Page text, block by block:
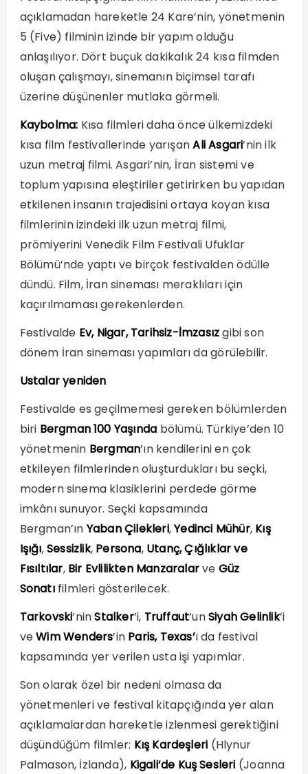
açıklamadan hareketle 24 Kare’nin, yönetmenin
5 (Five) filminin izinde bir yapım olduğu
anlaşılıyor. Dört buçuk dakikalık 24 kısa filmden
oluşan çalışmayı, sinemanın biçimsel tarafı
üzerine düşünenler mutlaka görmeli.
Kaybolma: Kısa filmleri daha önce ülkemizdeki
kısa film festivallerinde yarışanAli Asgari’nin ilk
uzun metraj filmi. Asgari’nin, İran sistemi ve
toplum yapısına eleştiriler getirirken bu yapıdan
etkilenen insanın trajedisini ortaya koyan kısa
filmlerinin izindeki ilk uzun metraj filmi,
prömiyerini Venedik Film Festivali Ufuklar
Bölümü’nde yaptı ve birçok festivalden ödülle
dündü. Film, İran sineması meraklıları için
kaçırılmaması gerekenlerden.
Festivalde Ev, Nigar, Tarihsiz-İmzasızgibi son
dönem İran sineması yapımları da görülebilir.
Ustalar yeniden
Festivalde es geçilmemesi gereken bölümlerden
biri Bergman 100 Yaşında bölümü. Türkiye’den 10
yönetmenin Bergman’ın kendilerini en çok
etkileyen filmlerinden oluşturdukları bu seçki,
modern sinema klasiklerini perdede görme
imkânı sunuyor. Seçki kapsamında
Bergman’ın Yaban Çilekleri,Yedinci Mühür, Kış
Işığı,Sessizlik, Persona, Utanç,Çığlıklar ve
Fısıltılar, Bir Evlilikten Manzaralarve Güz
Sonatıfilmleri gösterilecek.
Tarkovski’ninStalker’i, Truffaut’unSiyah Gelinlik’i
veWim Wenders’in Paris, Texas’ı da festival
kapsamında yer verilen usta işi yapımlar.
Son olarak özel bir nedeni olmasa da
yönetmenleri ve festival kitapçığında yer alan
açıklamalardan hareketle izlenmesi gerektiğini
düşündüğüm filmler: Kış Kardeşleri (Hlynur
Palmason, İzlanda), Kigali’de Kuş Sesleri (Joanna